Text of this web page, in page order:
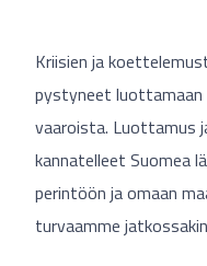
Kriisien ja
pystyneet luottamaan
vaaroista. Luottamus
kannatelleet Suomea
perintöön ja omaan
turvaamme